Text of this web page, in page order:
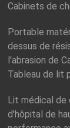
Cabinets de
Portable
dessus de
l'abrasion de
Tableau de lit
Lit médical de
d'hôpital de